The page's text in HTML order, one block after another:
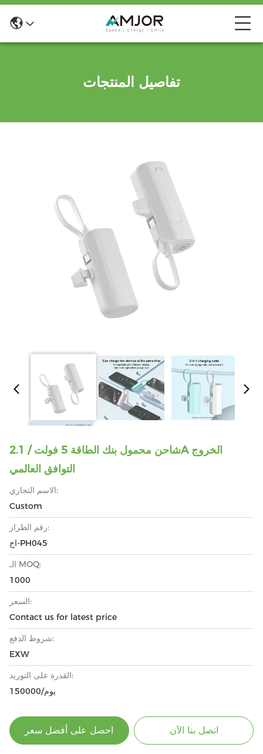
تفاصيل المنتجات
شاحن محمول بنك الطاقة 5 فولت / 2.1A الخروج
التوافق العالمي
الاسم التجاري:
Custom
رقم الطراز:
اج-PH045
الـ MOQ:
1000
السعر:
Contact us for latest price
شروط الدفع:
EXW
القدرة على التوريد:
150000/يوم
احصل على أفضل سعر اتصل بنا الآن